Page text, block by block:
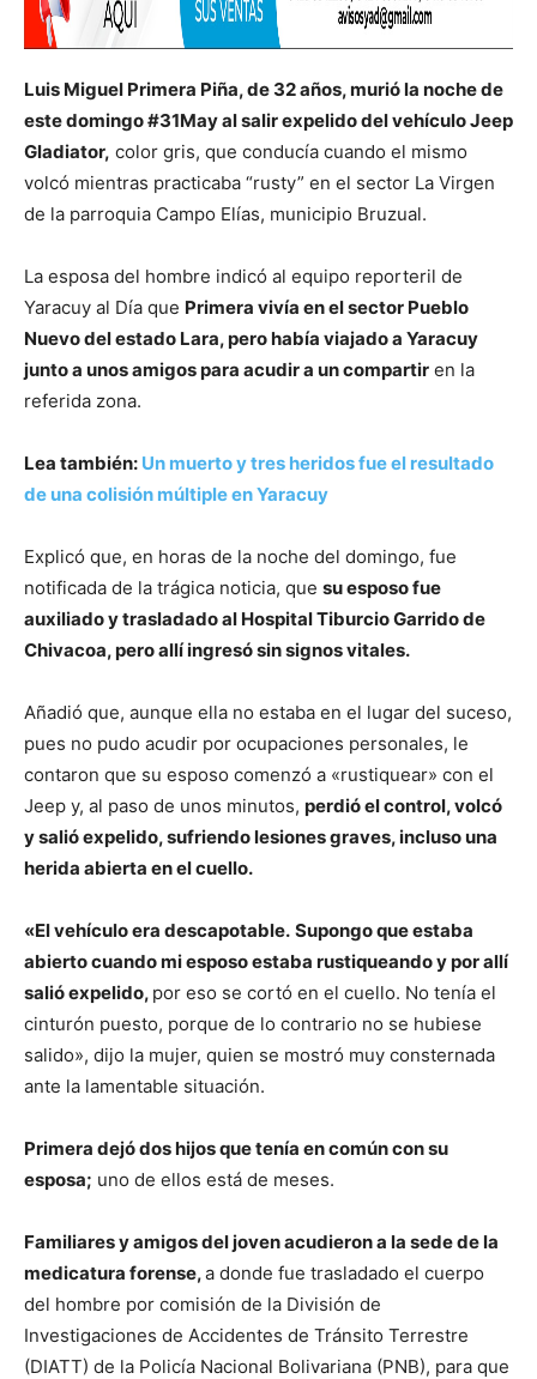
Luis Miguel Primera Piña, de 32 años, murió la noche de
este domingo #31May al salir expelido del vehículo Jeep
Gladiator, color gris, que conducía cuando el mismo
volcó mientras practicaba “rusty” en el sector La Virgen
de la parroquia Campo Elías, municipio Bruzual.
La esposa del hombre indicó al equipo reporteril de
Yaracuy al Día que Primera vivía en el sector Pueblo
Nuevo del estado Lara, pero había viajado a Yaracuy
junto a unos amigos para acudir a un compartir en la
referida zona.
Lea también: Un muerto y tres heridos fue el resultado
de una colisión múltiple en Yaracuy
Explicó que, en horas de la noche del domingo, fue
notificada de la trágica noticia, que su esposo fue
auxiliado y trasladado al Hospital Tiburcio Garrido de
Chivacoa, pero allí ingresó sin signos vitales.
Añadió que, aunque ella no estaba en el lugar del suceso,
pues no pudo acudir por ocupaciones personales, le
contaron que su esposo comenzó a «rustiquear» con el
Jeep y, al paso de unos minutos, perdió el control, volcó
y salió expelido, sufriendo lesiones graves, incluso una
herida abierta en el cuello.
«El vehículo era descapotable. Supongo que estaba
abierto cuando mi esposo estaba rustiqueando y por allí
salió expelido, por eso se cortó en el cuello. No tenía el
cinturón puesto, porque de lo contrario no se hubiese
salido», dijo la mujer, quien se mostró muy consternada
ante la lamentable situación.
Primera dejó dos hijos que tenía en común con su
esposa; uno de ellos está de meses.
Familiares y amigos del joven acudieron a la sede de la
medicatura forense,a donde fue trasladado el cuerpo
del hombre por comisión de la División de
Investigaciones de Accidentes de Tránsito Terrestre
(DIATT) de la Policía Nacional Bolivariana (PNB), para que